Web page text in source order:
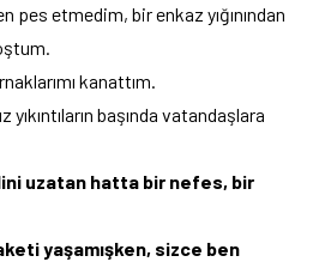
pes etmedim, bir enkaz yığınından
kanattım.
yıkıntıların başında vatandaşlara
uzatan hatta bir nefes, bir
yaşamışken, sizce ben